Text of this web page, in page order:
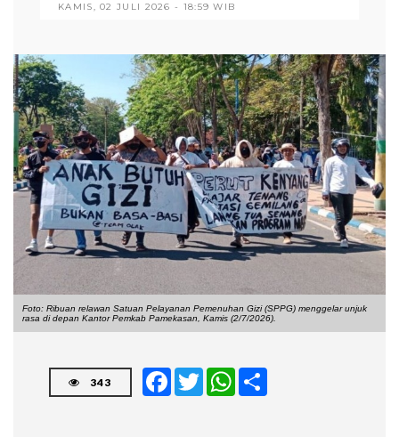
KAMIS, 02 JULI 2026 - 18:59 WIB
Foto: Ribuan relawan Satuan Pelayanan Pemenuhan Gizi (SPPG) menggelar unjuk
rasa di depan Kantor Pemkab Pamekasan, Kamis (2/7/2026).
343
FacebookTwitter WhatsApp